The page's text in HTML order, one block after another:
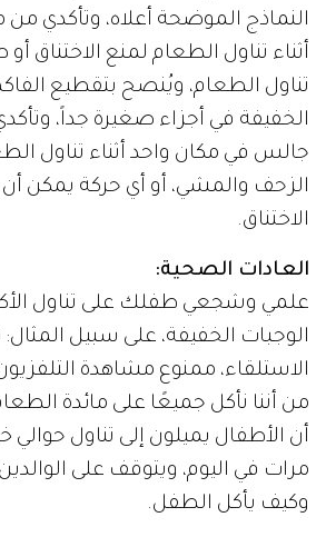
النماذج الموضحة أعلاه، وتأكدي
أثناء تناول الطعام لمنع الاختناق أو
تناول الطعام، ويُنصح بتقطيع
الخفيفة في أجزاء صغيرة جداً،
جالس في مكان واحد أثناء تناول
الزحف والمشي، أو أي حركة يمكن
الاختناق.
العادات الصحية:
علمي وشجعي طفلك على تناول
الوجبات الخفيفة، على سبيل المثال:
الاستلقاء، ممنوع مشاهدة التلفزيون
من أننا نأكل جميعًا على مائدة
أن الأطفال يميلون إلى تناول
مرات في اليوم، ويتوقف على
وكيف يأكل الطفل.